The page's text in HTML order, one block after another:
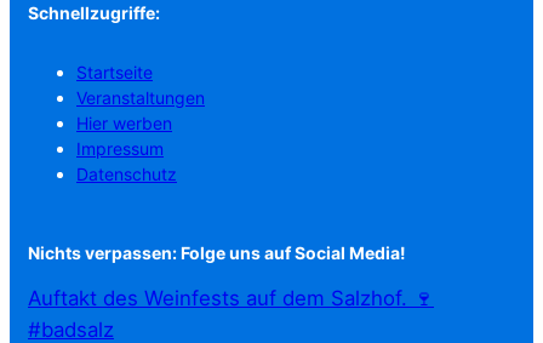
Schnellzugriffe:
Startseite
Veranstaltungen
Hier werben
Impressum
Datenschutz
Nichts verpassen: Folge uns auf Social Media!
Auftakt des Weinfests auf dem Salzhof. 🍷
#badsalz